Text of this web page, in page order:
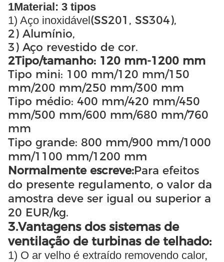
1Material: 3 tipos
1) Aço inoxidável(SS201, SS304),
2) Alumínio,
3) Aço revestido de cor.
2Tipo/tamanho: 120 mm-1200 mm
Tipo mini: 100 mm/120 mm/150
mm/200 mm/250 mm/300 mm
Tipo médio: 400 mm/420 mm/450
mm/500 mm/600 mm/680 mm/760
mm
Tipo grande: 800 mm/900 mm/1000
mm/1100 mm/1200 mm
Normalmente escreve:Para efeitos
do presente regulamento, o valor da
amostra deve ser igual ou superior a
20 EUR/kg.
3.Vantagens dos sistemas de
ventilação de turbinas de telhado:
1) O ar velho é extraído removendo calor,